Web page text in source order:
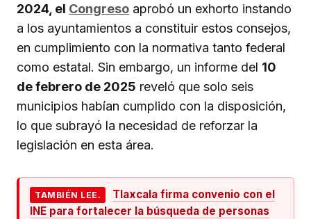
2024, el Congreso aprobó un exhorto instando
a los ayuntamientos a constituir estos consejos,
en cumplimiento con la normativa tanto federal
como estatal. Sin embargo, un informe del 10
de febrero de 2025 reveló que solo seis
municipios habían cumplido con la disposición,
lo que subrayó la necesidad de reforzar la
legislación en esta área.
TAMBIÉN LEE.
Tlaxcala firma convenio con el
INE para fortalecer la búsqueda de personas